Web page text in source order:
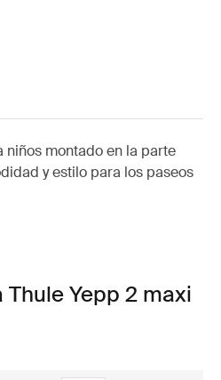
montado en la parte
y estilo para los paseos
Yepp 2 maxi